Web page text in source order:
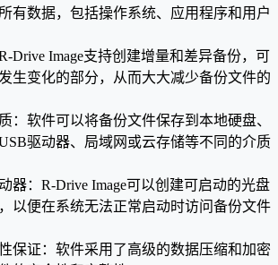
有数据，包括操作系统、应用程序和用户
Drive Image支持创建增量和差异备份，可
生变化的部分，从而大大减少备份文件的
：软件可以将备份文件保存到本地硬盘、
驱动器、局域网或云存储等不同的介质
器：R-Drive Image可以创建可启动的光盘
以便在系统无法正常启动时访问备份文件
保证：软件采用了高级的数据压缩和加密